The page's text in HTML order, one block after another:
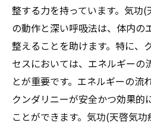
整する力を持っています。気功
の動作と深い呼吸法は、体内の
整えることを助けます。特に、
セスにおいては、エネルギーの
とが重要です。エネルギーの流
クンダリニーが安全かつ効果的
ことができます。気功(天啓気